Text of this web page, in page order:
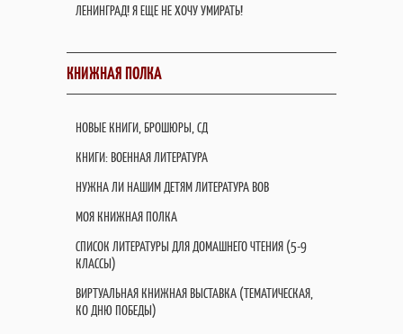
ЛЕНИНГРАД! Я ЕЩЕ НЕ ХОЧУ УМИРАТЬ!
КНИЖНАЯ ПОЛКА
НОВЫЕ КНИГИ, БРОШЮРЫ, СД
КНИГИ: ВОЕННАЯ ЛИТЕРАТУРА
НУЖНА ЛИ НАШИМ ДЕТЯМ ЛИТЕРАТУРА ВОВ
МОЯ КНИЖНАЯ ПОЛКА
СПИСОК ЛИТЕРАТУРЫ ДЛЯ ДОМАШНЕГО ЧТЕНИЯ (5-9
КЛАССЫ)
ВИРТУАЛЬНАЯ КНИЖНАЯ ВЫСТАВКА (ТЕМАТИЧЕСКАЯ,
КО ДНЮ ПОБЕДЫ)